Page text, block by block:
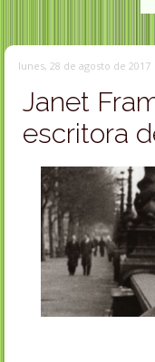
lunes, 28 de agosto de 2017
Janet
escritora